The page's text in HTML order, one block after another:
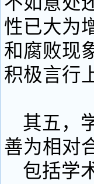
性已大为
和腐败现
积极言行
其五，
善为相对
包括学